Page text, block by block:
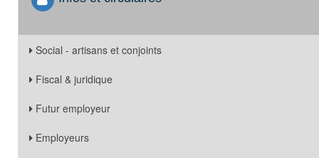
Social - artisans et conjoints
Fiscal & juridique
Futur employeur
Employeurs